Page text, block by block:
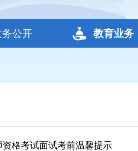
公开 教育业务
格考试面试考前温馨提示